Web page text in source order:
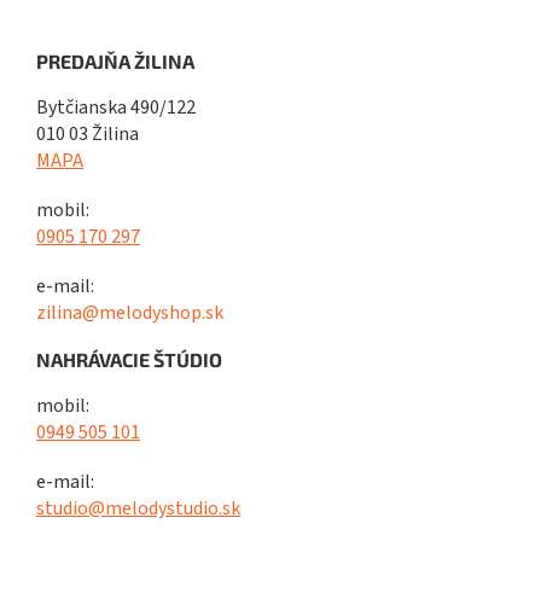
PREDAJŇA ŽILINA
Bytčianska 490/122
010 03 Žilina
MAPA
mobil:
0905 170 297
e-mail:
zilina@melodyshop.sk
NAHRÁVACIE ŠTÚDIO
mobil:
0949 505 101
e-mail:
studio@melodystudio.sk